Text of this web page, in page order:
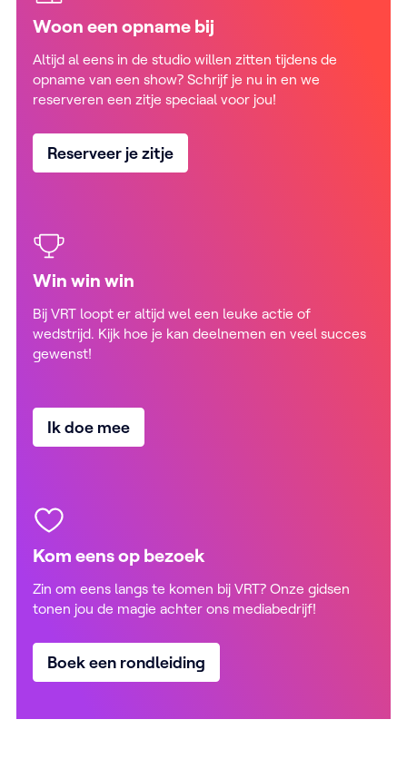
Woon een opname bij
Altijd al eens in de studio willen zitten tijdens de
opname van een show? Schrijf je nu in en we
reserveren een zitje speciaal voor jou!
Reserveer je zitje
Win win win
Bij VRT loopt er altijd wel een leuke actie of
wedstrijd. Kijk hoe je kan deelnemen en veel succes
gewenst!
Ik doe mee
Kom eens op bezoek
Zin om eens langs te komen bij VRT? Onze gidsen
tonen jou de magie achter ons mediabedrijf!
Boek een rondleiding